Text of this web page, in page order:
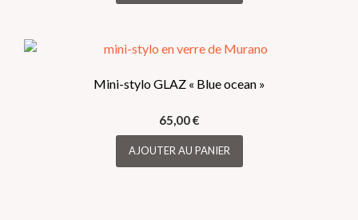
Mini-stylo GLAZ « Blue ocean »
65,00€
AJOUTER AU PANIER